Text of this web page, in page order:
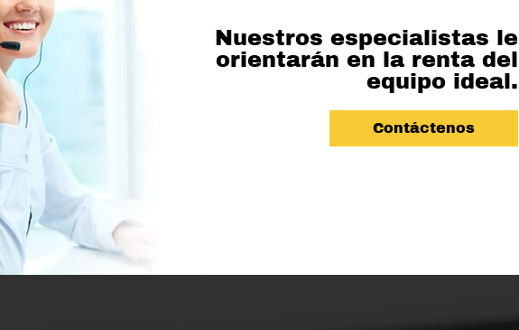
Nuestros especialistas le
orientarán en la renta del
equipo ideal.
Contáctenos